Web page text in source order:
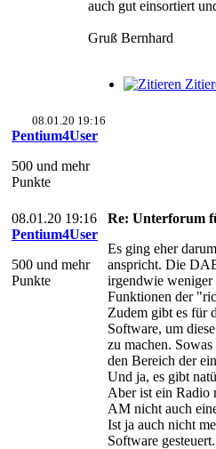
auch gut einsortiert
Gruß Bernhard
08.01.20 19:16
Pentium4User
500 und mehr
Punkte
08.01.20 19:16
Pentium4User
500 und mehr
Punkte
Re: Unterforum
Es ging eher
anspricht. Die
irgendwie
Funktionen der
Zudem gibt es für
Software, um
zu machen.
den Bereich der
Und ja, es gibt
Aber ist ein Radio
AM nicht auch
Ist ja auch nicht
Software gesteuert.